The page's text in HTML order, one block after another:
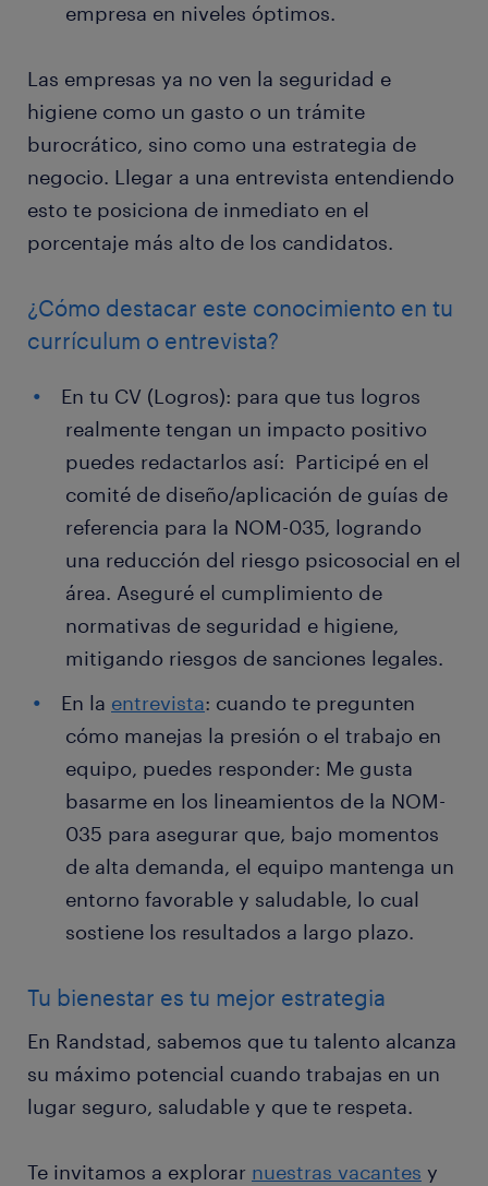
empresa en niveles óptimos.
Las empresas ya no ven la seguridad e
higiene como un gasto o un trámite
burocrático, sino como una estrategia de
negocio. Llegar a una entrevista entendiendo
esto te posiciona de inmediato en el
porcentaje más alto de los candidatos.
¿Cómo destacar este conocimiento en tu
currículum o entrevista?
En tu CV (Logros): para que tus logros
realmente tengan un impacto positivo
puedes redactarlos así: Participé en el
comité de diseño/aplicación de guías de
referencia para la NOM-035, logrando
una reducción del riesgo psicosocial en el
área. Aseguré el cumplimiento de
normativas de seguridad e higiene,
mitigando riesgos de sanciones legales.
En la entrevista: cuando te pregunten
cómo manejas la presión o el trabajo en
equipo, puedes responder: Me gusta
basarme en los lineamientos de la NOM-
035 para asegurar que, bajo momentos
de alta demanda, el equipo mantenga un
entorno favorable y saludable, lo cual
sostiene los resultados a largo plazo.
Tu bienestar es tu mejor estrategia
En Randstad, sabemos que tu talento alcanza
su máximo potencial cuando trabajas en un
lugar seguro, saludable y que te respeta.
Te invitamos a explorar nuestras vacantes y